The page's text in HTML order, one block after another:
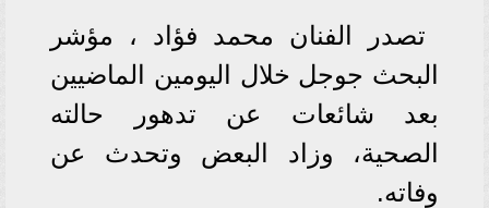
تصدر الفنان محمد فؤاد ، مؤشر
البحث جوجل خلال اليومين الماضيين
بعد شائعات عن تدهور حالته
الصحية، وزاد البعض وتحدث عن
وفاته.